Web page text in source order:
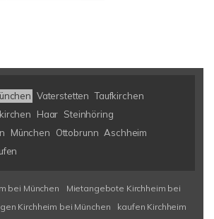
Vaterstetten Taufkirchen
Haar Steinhöring
München Ottobrunn Aschheim
bei München
Mietangebote Kirchheim bei
Kirchheim bei München
kaufen Kirchheim